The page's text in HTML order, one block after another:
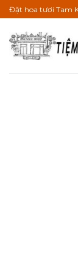
Bỏ
qua
nội
dung
Đặt hoa tươi Tam